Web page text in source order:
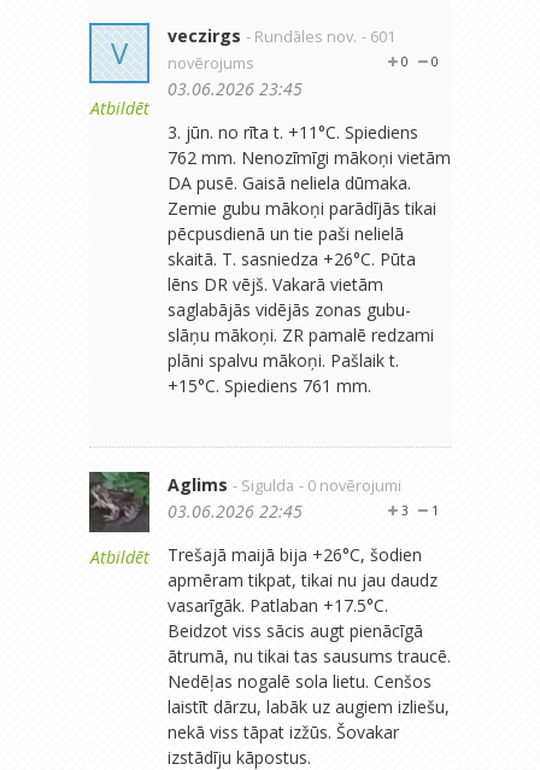
V
Atbildēt
veczirgs - Rundāles nov. - 601
novērojums
0
0
03.06.2026 23:45
3. jūn. no rīta t. +11°C. Spiediens
762 mm. Nenozīmīgi mākoņi vietām
DA pusē. Gaisā neliela dūmaka.
Zemie gubu mākoņi parādījās tikai
pēcpusdienā un tie paši nelielā
skaitā. T. sasniedza +26°C. Pūta
lēns DR vējš. Vakarā vietām
saglabājās vidējās zonas gubu-
slāņu mākoņi. ZR pamalē redzami
plāni spalvu mākoņi. Pašlaik t.
+15°C. Spiediens 761 mm.
Atbildēt
Aglims - Sigulda - 0 novērojumi
1
3
03.06.2026 22:45
Trešajā maijā bija +26°C, šodien
apmēram tikpat, tikai nu jau daudz
vasarīgāk. Patlaban +17.5°C.
Beidzot viss sācis augt pienācīgā
ātrumā, nu tikai tas sausums traucē.
Nedēļas nogalē sola lietu. Cenšos
laistīt dārzu, labāk uz augiem izliešu,
nekā viss tāpat izžūs. Šovakar
izstādīju kāpostus.